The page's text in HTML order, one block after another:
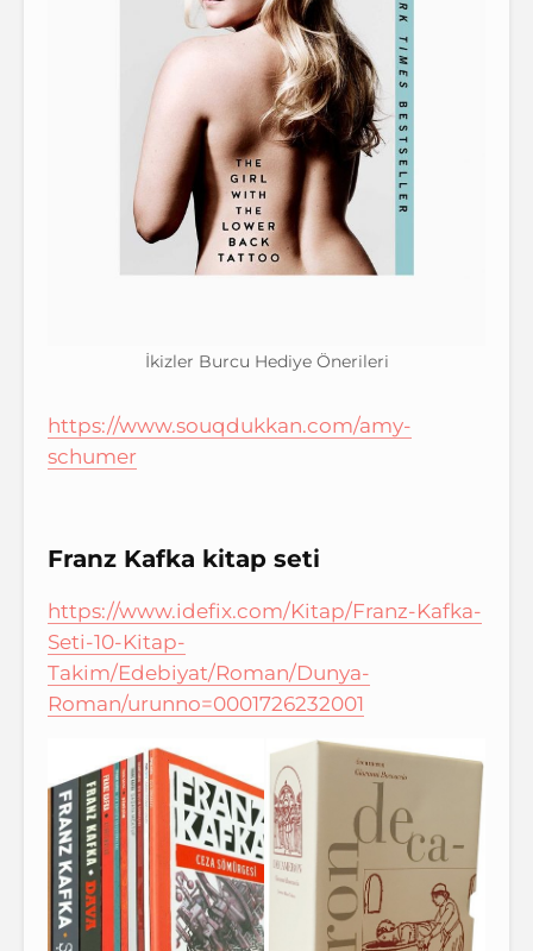
İkizler Burcu Hediye Önerileri
https://www.souqdukkan.com/amy-
schumer
Franz Kafka kitap seti
https://www.idefix.com/Kitap/Franz-Kafka-
Seti-10-Kitap-
Takim/Edebiyat/Roman/Dunya-
Roman/urunno=0001726232001